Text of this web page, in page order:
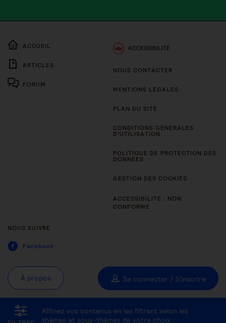
Affinez vos contenus en les filtrant selon les
thèmes et sous-thèmes de votre choix
Tous les thèmes Être aidant Être accompagné au quotidien
ACCUEIL
ARTICLES
FORUM
ACCESSIBILITÉ
NOUS CONTACTER
MENTIONS LÉGALES
PLAN DU SITE
CONDITIONS GÉNÉRALES
D’UTILISATION
POLITIQUE DE PROTECTION DES
DONNÉES
GESTION DES COOKIES
ACCESSIBILITÉ : NON
CONFORME
NOUS SUIVRE
Facebook
À propos Se connecter / S'inscrire